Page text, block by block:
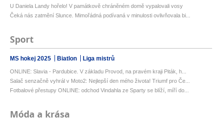
U Daniela Landy hořelo! V památkově chráněném domě vypalovali vosy
Čeká nás zatmění Slunce. Mimořádná podívaná v minulosti ovlivňovala bi...
Sport
MS hokej 2025 Biatlon Liga mistrů
ONLINE: Slavia - Pardubice. V základu Provod, na pravém kraji Piták, h...
Salač senzačně vyhrál v Moto2: Nejlepší den mého života! Triumf pro Če...
Fotbalové přestupy ONLINE: odchod Vindahla ze Sparty se blíží, míří do...
Móda a krása